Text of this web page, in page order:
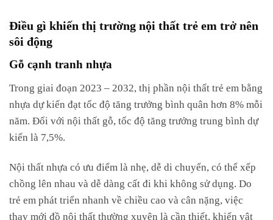
Điều gì khiến thị trường nội thất trẻ em trở nên
sôi động
Gỗ cạnh tranh nhựa
Trong giai đoạn 2023 – 2032, thị phần nội thất trẻ em bằng
nhựa dự kiến đạt tốc độ tăng trưởng bình quân hơn 8% mỗi
năm. Đối với nội thất gỗ, tốc độ tăng trưởng trung bình dự
kiến là 7,5%.
Nội thất nhựa có ưu điểm là nhẹ, dễ di chuyển, có thể xếp
chồng lên nhau và dễ dàng cất đi khi không sử dụng. Do
trẻ em phát triển nhanh về chiều cao và cân nặng, việc
thay mới đồ nội thất thường xuyên là cần thiết, khiến vật